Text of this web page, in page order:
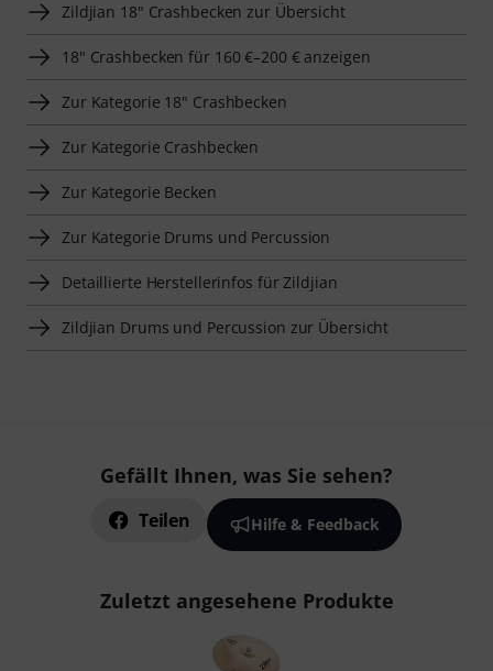
Zildjian 18" Crashbecken zur Übersicht
18" Crashbecken für 160 €–200 € anzeigen
Zur Kategorie 18" Crashbecken
Zur Kategorie Crashbecken
Zur Kategorie Becken
Zur Kategorie Drums und Percussion
Detaillierte Herstellerinfos für Zildjian
Zildjian Drums und Percussion zur Übersicht
Gefällt Ihnen, was Sie sehen?
Teilen Hilfe & Feedback
Zuletzt angesehene Produkte